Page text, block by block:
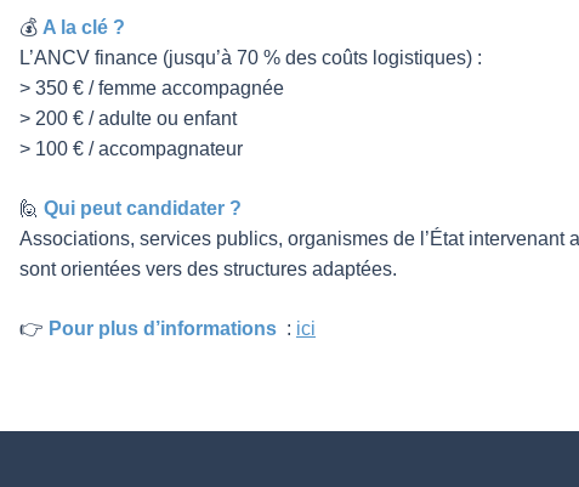
💰 A la clé ?
L’ANCV finance (jusqu’à 70 % des coûts logistiques) :
> 350 € / femme accompagnée
> 200 € / adulte ou enfant
> 100 € / accompagnateur
🙋 Qui peut candidater ?
Associations, services publics, organismes de l’État
sont orientées vers des structures adaptées.
👉 Pour plus d’informations : ici